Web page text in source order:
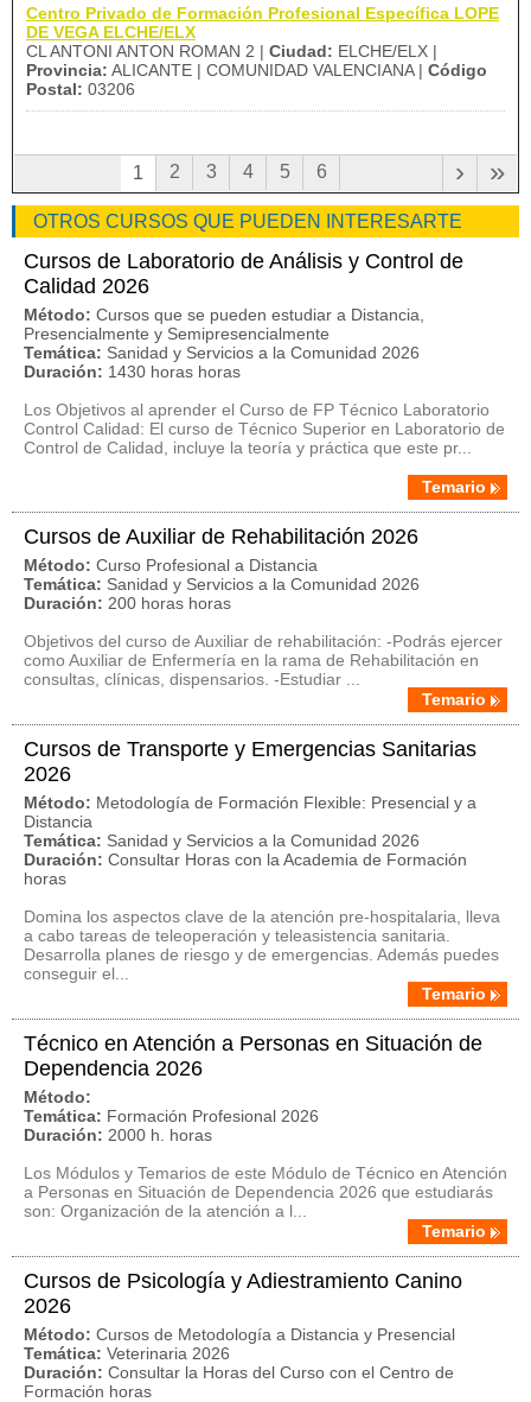
Centro Privado de Formación Profesional Específica LOPE
DE VEGA ELCHE/ELX
CL ANTONI ANTON ROMAN 2 | Ciudad: ELCHE/ELX |
Provincia: ALICANTE | COMUNIDAD VALENCIANA | Código
Postal: 03206
1 2 3 4 5 6 »
›
OTROS CURSOS QUE PUEDEN INTERESARTE
Cursos de Laboratorio de Análisis y Control de
Calidad 2026
Método: Cursos que se pueden estudiar a Distancia,
Presencialmente y Semipresencialmente
Temática: Sanidad y Servicios a la Comunidad 2026
Duración: 1430 horas horas
Los Objetivos al aprender el Curso de FP Técnico Laboratorio
Control Calidad: El curso de Técnico Superior en Laboratorio de
Control de Calidad, incluye la teoría y práctica que este pr...
Temario
Cursos de Auxiliar de Rehabilitación 2026
Método: Curso Profesional a Distancia
Temática: Sanidad y Servicios a la Comunidad 2026
Duración: 200 horas horas
Objetivos del curso de Auxiliar de rehabilitación: -Podrás ejercer
como Auxiliar de Enfermería en la rama de Rehabilitación en
consultas, clínicas, dispensarios. -Estudiar ...
Temario
Cursos de Transporte y Emergencias Sanitarias
2026
Método: Metodología de Formación Flexible: Presencial y a
Distancia
Temática: Sanidad y Servicios a la Comunidad 2026
Duración: Consultar Horas con la Academia de Formación
horas
Domina los aspectos clave de la atención pre-hospitalaria, lleva
a cabo tareas de teleoperación y teleasistencia sanitaria.
Desarrolla planes de riesgo y de emergencias. Además puedes
conseguir el...
Temario
Técnico en Atención a Personas en Situación de
Dependencia 2026
Método:
Temática: Formación Profesional 2026
Duración: 2000 h. horas
Los Módulos y Temarios de este Módulo de Técnico en Atención
a Personas en Situación de Dependencia 2026 que estudiarás
son: Organización de la atención a l...
Temario
Cursos de Psicología y Adiestramiento Canino
2026
Método: Cursos de Metodología a Distancia y Presencial
Temática: Veterinaria 2026
Duración: Consultar la Horas del Curso con el Centro de
Formación horas